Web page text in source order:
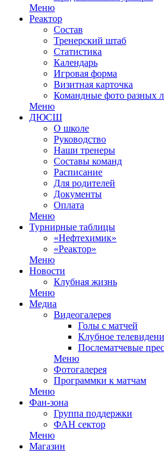
Меню
Реактор
Состав
Тренерский штаб
Статистика
Календарь
Игровая форма
Визитная карточка
Командные фото разных
Меню
ДЮСШ
О школе
Руководство
Наши тренеры
Составы команд
Расписание
Для родителей
Документы
Оплата
Меню
Турнирные таблицы
«Нефтехимик»
«Реактор»
Меню
Новости
Клубная жизнь
Меню
Медиа
Видеогалерея
Голы с матчей
Клубное
Послематчевые
Меню
Фотогалерея
Программки к матчам
Меню
Фан-зона
Группа поддержки
ФАН сектор
Меню
Магазин